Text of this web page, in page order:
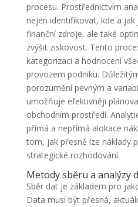
procesu. Prostřednictvím
nejen identifikovat, kde a
finanční zdroje, ale také
zvýšit ziskovost. Tento
kategorizaci a hodnocení
provozem podniku.
porozumění pevným a
umožňuje efektivněji
obchodním prostředí.
přímá a nepřímá alokace
tom, jak přesně lze náklady
strategické rozhodování.
Metody sběru a analýzy
Sběr dat je základem pro
Data musí být přesná,